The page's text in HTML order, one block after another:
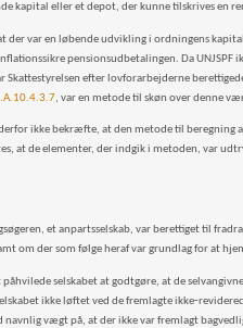
kapital eller et depot, der kunne tilskrives en
der var en løbende udvikling i ordningens
pensionsudbetalingen. Da
Skattestyrelsen efter lovforarbejderne
, var en metode til skøn over denne
ikke bekræfte, at den metode til beregning
at de elementer, der indgik i metoden, var
et anpartsselskab, var berettiget til
om der som følge heraf var grundlag for at
selskabet at godtgøre, at de
ikke løftet ved de fremlagte
navnlig vægt på, at der ikke var fremlagt